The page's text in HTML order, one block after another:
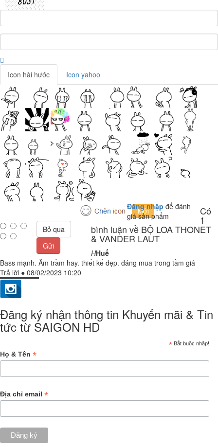
Icon hài hước Icon yahoo
Đăng nhập để đánh
giá sản phẩm
Bỏ qua
Gửi
Có
1
bình luận về BỘ LOA THONET
& VANDER LAUT
HHuế
Bass mạnh. Âm trầm hay. thiết kế đẹp. đáng mua trong tầm giá
Trả lời ● 08/02/2023 10:20
Đăng ký nhận thông tin Khuyến mãi & Tin
tức từ SAIGON HD
* Bắt buộc nhập!
Họ & Tên *
Địa chỉ email *